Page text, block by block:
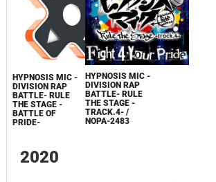
HYPNOSIS MIC -
DIVISION RAP
BATTLE- RULE
THE STAGE‪ -
BATTLE OF
PRIDE-
HYPNOSIS MIC -
DIVISION RAP
BATTLE- RULE
THE STAGE -
TRACK.4- /
NOPA-2483
2020